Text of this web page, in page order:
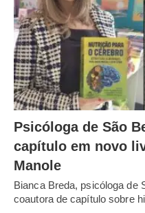
Psicóloga de São
capítulo em novo
Manole
Bianca Breda, psicóloga de
coautora de capítulo sobre